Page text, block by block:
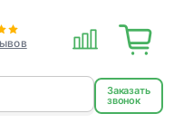
Заказать
звонок